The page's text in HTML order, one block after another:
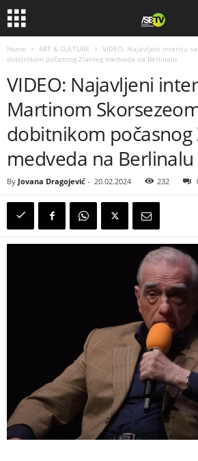
Home ART & CULTURE
VIDEO: Najavljeni intervju
dobitnikom počasnog Zlatnog medveda na Berlinalu
VIDEO: Najavljeni
Martinom
dobitnikom počasnog
medveda na Berlinalu
By Jovana Dragojević - 20.02.2024 232